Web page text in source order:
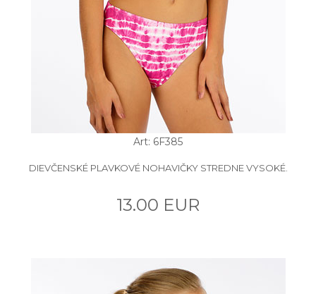
Art: 6F385
DIEVČENSKÉ PLAVKOVÉ NOHAVIČKY STREDNE VYSOKÉ.
13.00 EUR